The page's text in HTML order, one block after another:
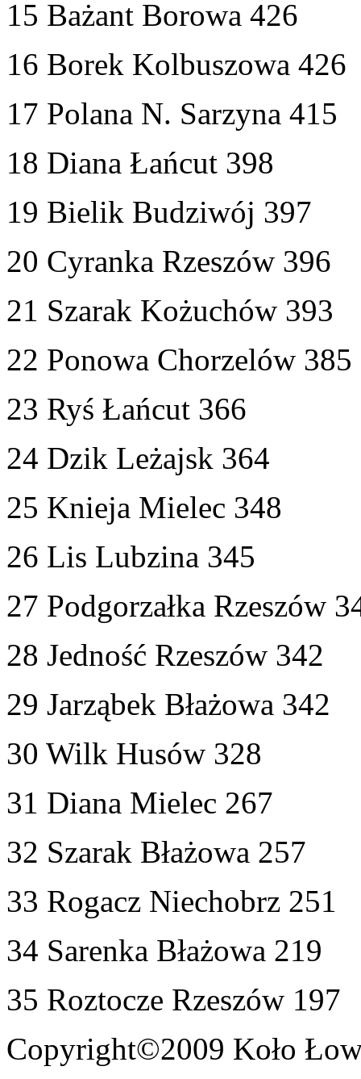
15 Bażant Borowa 426
16 Borek Kolbuszowa 426
17 Polana N. Sarzyna 415
18 Diana Łańcut 398
19 Bielik Budziwój 397
20 Cyranka Rzeszów 396
21 Szarak Kożuchów 393
22 Ponowa Chorzelów 385
23 Ryś Łańcut 366
24 Dzik Leżajsk 364
25 Knieja Mielec 348
26 Lis Lubzina 345
27 Podgorzałka Rzeszów
28 Jedność Rzeszów 342
29 Jarząbek Błażowa 342
30 Wilk Husów 328
31 Diana Mielec 267
32 Szarak Błażowa 257
33 Rogacz Niechobrz 251
34 Sarenka Błażowa 219
35 Roztocze Rzeszów 197
Copyright©2009 Koło